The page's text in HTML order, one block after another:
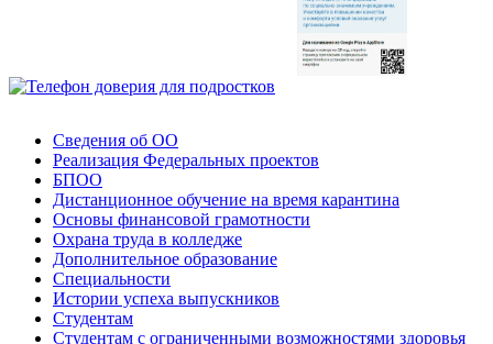
Сведения об ОО
Реализация Федеральных проектов
БПОО
Дистанционное обучение на время карантина
Основы финансовой грамотности
Охрана труда в колледже
Дополнительное образование
Специальности
Истории успеха выпускников
Студентам
Студентам с ограниченными возможностями здоровья